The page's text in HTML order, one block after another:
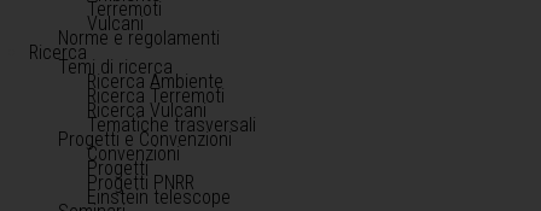
Terremoti
Vulcani
Norme e regolamenti
Ricerca
Temi di ricerca
Ricerca Ambiente
Ricerca Terremoti
Ricerca Vulcani
Tematiche trasversali
Progetti e Convenzioni
Convenzioni
Progetti
Progetti PNRR
Einstein telescope